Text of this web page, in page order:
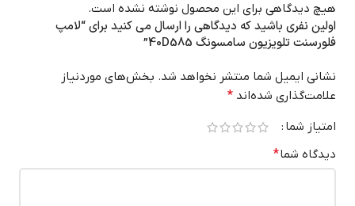
هیچ دیدگاهی برای این محصول نوشته نشده است.
اولین نفری باشید که دیدگاهی را ارسال می کنید برای “لامپ
فلورسنت تلویزیون سامسونگ 40D585”
نشانی ایمیل شما منتشر نخواهد شد. بخش‌های موردنیاز
علامت‌گذاری شده‌اند *
امتیاز شما
دیدگاه شما*